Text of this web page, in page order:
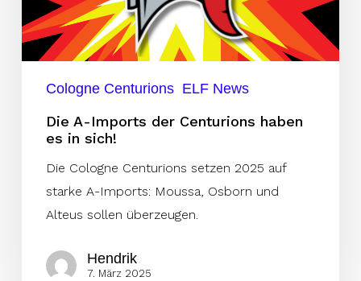
haben
es
Cologne Centurions ELF News
Die A-Imports der Centurions haben
es in sich!
Die Cologne Centurions setzen 2025 auf
starke A-Imports: Moussa, Osborn und
Alteus sollen überzeugen.
Hendrik
7. März 2025